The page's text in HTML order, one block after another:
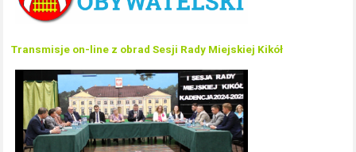
Transmisje on-line z obrad Sesji Rady Miejskiej Kikół